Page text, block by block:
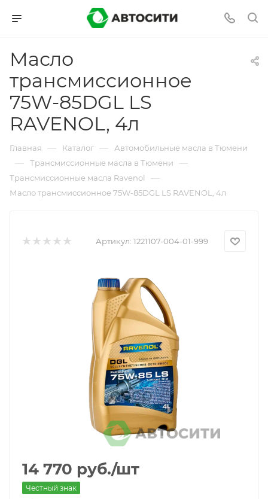
Масло
трансмиссионное
75W-85DGL LS
RAVENOL, 4л
Главная — Каталог — Автомобильные масла в Тюмени
— Трансмиссионные масла в Тюмени —
Трансмиссионные масла Ravenol —
Масло трансмиссионное 75W-85DGL LS RAVENOL, 4л
Артикул: 1221107-004-01-999
14 770 руб./шт
Честный знак